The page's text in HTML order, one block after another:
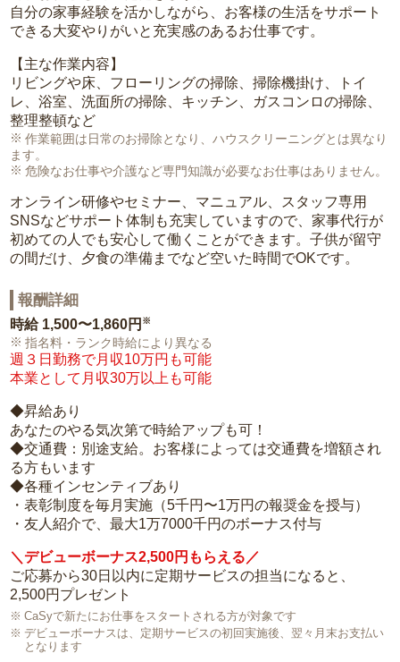
自分の家事経験を活かしながら、お客様の生活をサポート
できる大変やりがいと充実感のあるお仕事です。
【主な作業内容】
リビングや床、フローリングの掃除、掃除機掛け、トイ
レ、浴室、洗面所の掃除、キッチン、ガスコンロの掃除、
整理整頓など
作業範囲は日常のお掃除となり、ハウスクリーニングとは異なり
ます。
危険なお仕事や介護など専門知識が必要なお仕事はありません。
オンライン研修やセミナー、マニュアル、スタッフ専用
SNSなどサポート体制も充実していますので、家事代行が
初めての人でも安心して働くことができます。子供が留守
の間だけ、夕食の準備までなど空いた時間でOKです。
報酬詳細
時給 1,500〜1,860円 ※
指名料・ランク時給により異なる
週３日勤務で月収10万円も可能
本業として月収30万以上も可能
◆昇給あり
あなたのやる気次第で時給アップも可！
◆交通費：別途支給。お客様によっては交通費を増額され
る方もいます
◆各種インセンティブあり
・表彰制度を毎月実施（5千円〜1万円の報奨金を授与）
・友人紹介で、最大1万7000千円のボーナス付与
＼デビューボーナス2,500円もらえる／
ご応募から30日以内に定期サービスの担当になると、
2,500円プレゼント
CaSyで新たにお仕事をスタートされる方が対象です
デビューボーナスは、定期サービスの初回実施後、翌々月末お支払い
となります